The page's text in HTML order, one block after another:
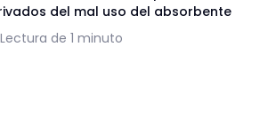
del mal uso del absorbente
Lectura de 1 minuto